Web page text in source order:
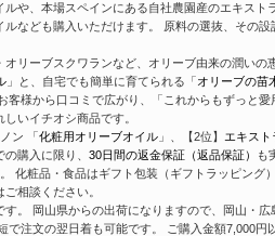
や、本場スペインにある自社農園産のエキス
なども購入いただけます。 原料の選抜、その
リーブスクワランなど、オリーブ由来の潤い
」と、自宅でも簡単に育てられる「オリーブの苗
客様から口コミで広がり、「これからもずっと
いイチオシ商品です。
ン 「化粧用オリーブオイル」、【2位】 エキスト
購入に限り、 30日間の返金保証（返品保証）
も
化粧品・食品はギフト包装（ギフトラッピン
相談ください。
。 岡山県からの出荷になりますので、岡山・
注文の翌日着も可能です。 ご購入金額7,000円